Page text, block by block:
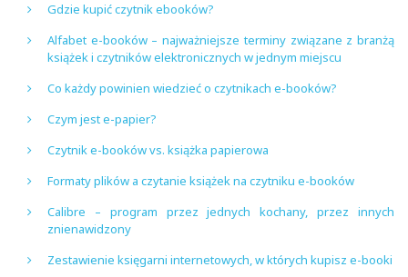
Gdzie kupić czytnik ebooków?
Alfabet e-booków – najważniejsze terminy związane z branżą
książek i czytników elektronicznych w jednym miejscu
Co każdy powinien wiedzieć o czytnikach e-booków?
Czym jest e-papier?
Czytnik e-booków vs. książka papierowa
Formaty plików a czytanie książek na czytniku e-booków
Calibre – program przez jednych kochany, przez innych
znienawidzony
Zestawienie księgarni internetowych, w których kupisz e-booki